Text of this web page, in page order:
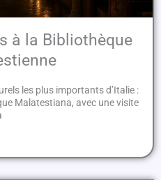
à la Bibliothèque
les plus importants d’Italie :
Malatestiana, avec une visite